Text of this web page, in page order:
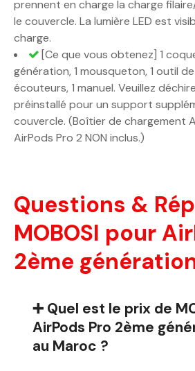
prennent en charge la charge
le couvercle. La lumière LED est
charge.
[Ce que vous obtenez] 1
génération, 1 mousqueton, 1 outil
écouteurs, 1 manuel. Veuillez
préinstallé pour un support
couvercle. (Boîtier de chargement
AirPods Pro 2 NON inclus.)
Questions &
MOBOSI pour
2ème
➕ Quel est le prix de
AirPods Pro 2ème
au Maroc ?